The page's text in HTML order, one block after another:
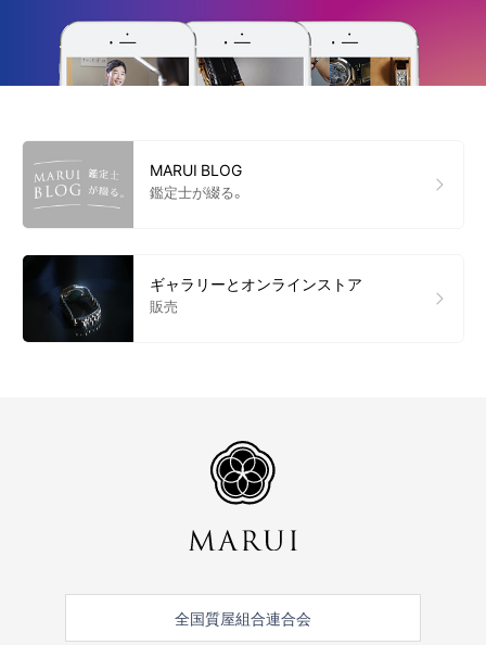
MARUI BLOG
鑑定士が綴る。
ギャラリーとオンラインストア
販売
全国質屋組合連合会